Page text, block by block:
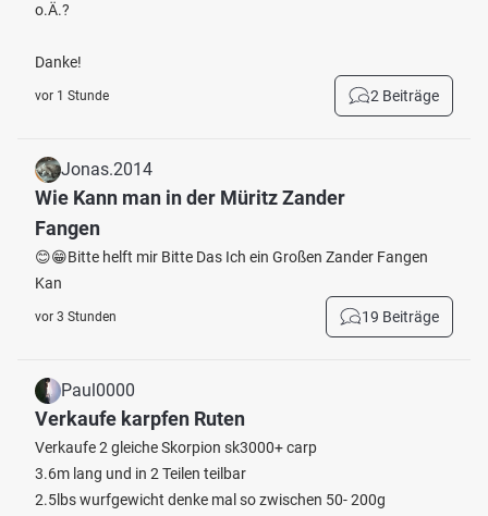
o.Ä.?
Danke!
vor 1 Stunde 2 Beiträge
Jonas.2014
Wie Kann man in der Müritz Zander
Fangen
😊😁Bitte helft mir Bitte Das Ich ein Großen Zander Fangen
Kan
vor 3 Stunden 19 Beiträge
Paul0000
Verkaufe karpfen Ruten
Verkaufe 2 gleiche Skorpion sk3000+ carp
3.6m lang und in 2 Teilen teilbar
2.5lbs wurfgewicht denke mal so zwischen 50- 200g